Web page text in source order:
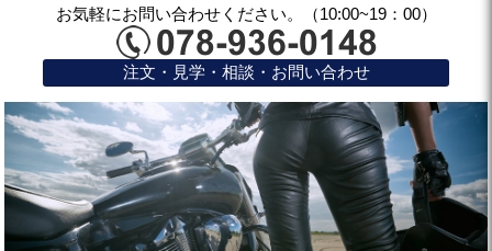
お気軽にお問い合わせください。（10:00~19：00）
注文・見学・相談・お問い合わせ